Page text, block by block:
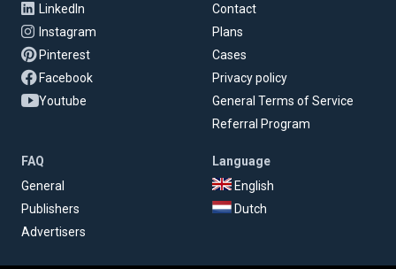
LinkedIn
Instagram
Pinterest
Facebook
Youtube
Contact
Plans
Cases
Privacy policy
General Terms of Service
Referral Program
FAQ
General
Publishers
Advertisers
Language
English
Dutch